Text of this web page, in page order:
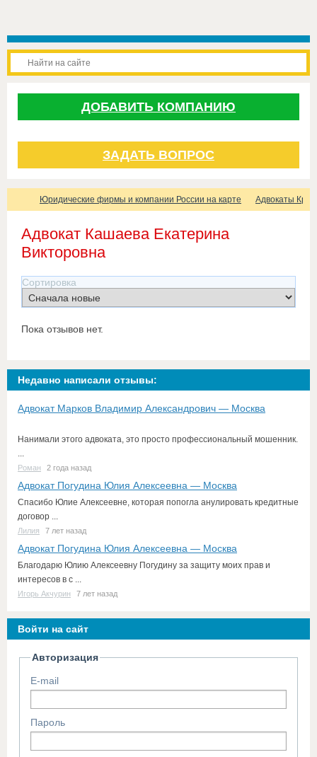
ДОБАВИТЬ КОМПАНИЮ
ЗАДАТЬ ВОПРОС
Юридические фирмы и компании России на карте Адвокаты
Адвокат Кашаева Екатерина
Викторовна
Сортировка
Пока отзывов нет.
Недавно написали отзывы:
Адвокат Марков Владимир Александрович — Москва
Нанимали этого адвоката, это просто профессиональный мошенник.
...
Роман 2 года назад
Адвокат Погудина Юлия Алексеевна — Москва
Спасибо Юлие Алексеевне, которая попогла анулировать кредитные
договор ...
Лилия 7 лет назад
Адвокат Погудина Юлия Алексеевна — Москва
Благодарю Юлию Алексеевну Погудину за защиту моих прав и
интересов в с ...
Игорь Акчурин 7 лет назад
Войти на сайт
Авторизация
E-mail
Пароль